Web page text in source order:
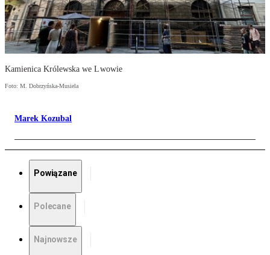
Kamienica Królewska we Lwowie
Foto: M. Dobrzyńska-Musiela
Marek Kozubal
Powiązane
Polecane
Najnowsze